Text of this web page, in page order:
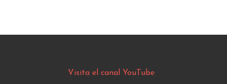
Visita el canal YouTube